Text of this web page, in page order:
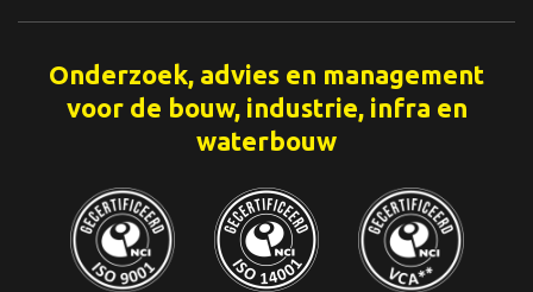
Onderzoek, advies en management
voor de bouw, industrie, infra en
waterbouw